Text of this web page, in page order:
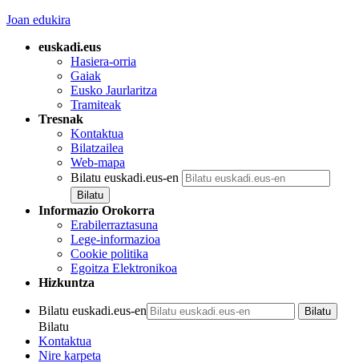
Joan edukira
euskadi.eus
Hasiera-orria
Gaiak
Eusko Jaurlaritza
Tramiteak
Tresnak
Kontaktua
Bilatzailea
Web-mapa
Bilatu euskadi.eus-en
Informazio Orokorra
Erabilerraztasuna
Lege-informazioa
Cookie politika
Egoitza Elektronikoa
Hizkuntza
Bilatu euskadi.eus-en
Bilatu
Kontaktua
Nire karpeta